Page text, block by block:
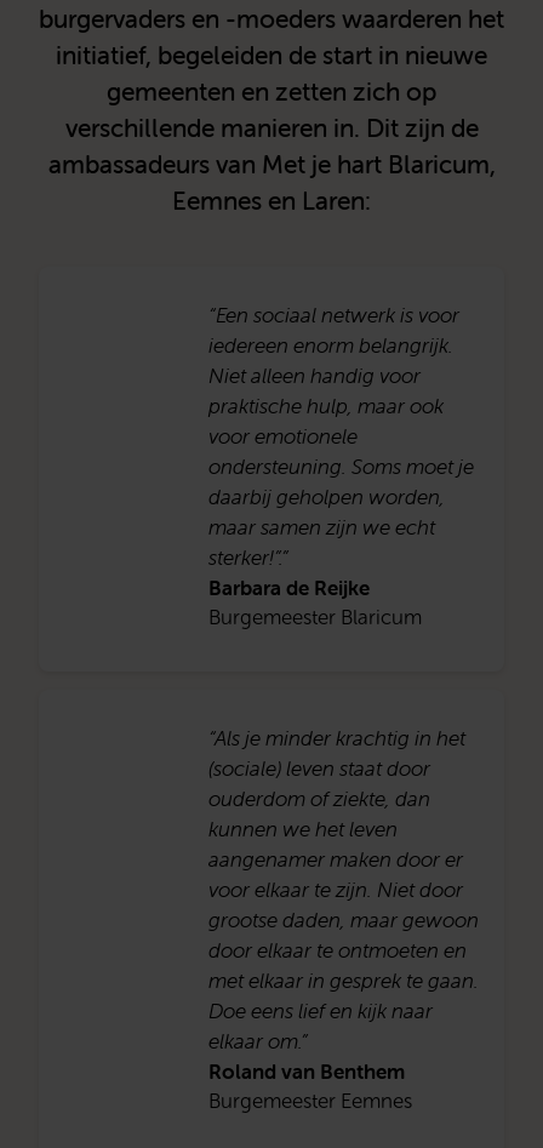
burgervaders en -moeders waarderen het
initiatief, begeleiden de start in nieuwe
gemeenten en zetten zich op
verschillende manieren in. Dit zijn de
ambassadeurs van Met je hart Blaricum,
Eemnes en Laren:
“Een sociaal netwerk is voor
iedereen enorm belangrijk.
Niet alleen handig voor
praktische hulp, maar ook
voor emotionele
ondersteuning. Soms moet je
daarbij geholpen worden,
maar samen zijn we echt
sterker!”.”
Barbara de Reijke
Burgemeester Blaricum
“Als je minder krachtig in het
(sociale) leven staat door
ouderdom of ziekte, dan
kunnen we het leven
aangenamer maken door er
voor elkaar te zijn. Niet door
grootse daden, maar gewoon
door elkaar te ontmoeten en
met elkaar in gesprek te gaan.
Doe eens lief en kijk naar
elkaar om.”
Roland van Benthem
Burgemeester Eemnes